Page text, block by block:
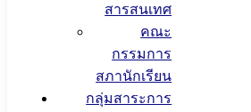
สารสนเทศ
คณะ
กรรมการ
สภานักเรียน
กลุ่มสาระการ